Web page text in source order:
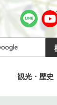
観光・歴史